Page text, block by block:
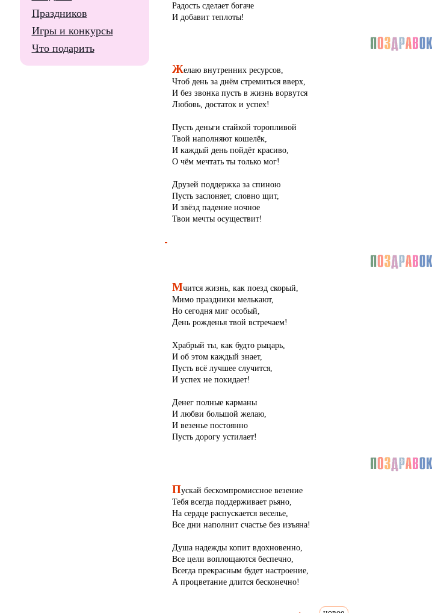
Радость сделает богаче
И добавит теплоты!
Желаю внутренних ресурсов,
Чтоб день за днём стремиться вверх,
И без звонка пусть в жизнь ворвутся
Любовь, достаток и успех!
Пусть деньги стайкой торопливой
Твой наполняют кошелёк,
И каждый день пойдёт красиво,
О чём мечтать ты только мог!
Друзей поддержка за спиною
Пусть заслоняет, словно щит,
И звёзд падение ночное
Твои мечты осуществит!
Мчится жизнь, как поезд скорый,
Мимо праздники мелькают,
Но сегодня миг особый,
День рожденья твой встречаем!
Храбрый ты, как будто рыцарь,
И об этом каждый знает,
Пусть всё лучшее случится,
И успех не покидает!
Денег полные карманы
И любви большой желаю,
И везенье постоянно
Пусть дорогу устилает!
Пускай бескомпромиссное везение
Тебя всегда поддерживает рьяно,
На сердце распускается веселье,
Все дни наполнит счастье без изъяна!
Душа надежды копит вдохновенно,
Все цели воплощаются беспечно,
Всегда прекрасным будет настроение,
А процветание длится бесконечно!
Праздников
Игры и конкурсы
Что подарить